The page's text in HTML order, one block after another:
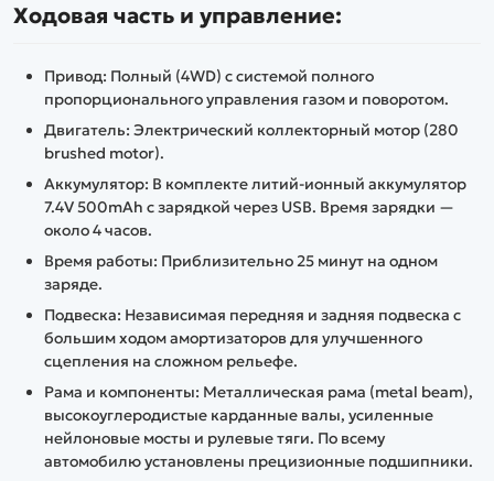
Ходовая часть и управление:
Привод: Полный (4WD) с системой полного
пропорционального управления газом и поворотом.
Двигатель: Электрический коллекторный мотор (280
brushed motor).
Аккумулятор: В комплекте литий-ионный аккумулятор
7.4V 500mAh с зарядкой через USB. Время зарядки —
около 4 часов.
Время работы: Приблизительно 25 минут на одном
заряде.
Подвеска: Независимая передняя и задняя подвеска с
большим ходом амортизаторов для улучшенного
сцепления на сложном рельефе.
Рама и компоненты: Металлическая рама (metal beam),
высокоуглеродистые карданные валы, усиленные
нейлоновые мосты и рулевые тяги. По всему
автомобилю установлены прецизионные подшипники.